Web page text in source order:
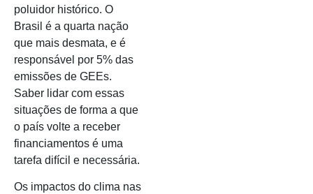
poluidor histórico. O
Brasil é a quarta nação
que mais desmata, e é
responsável por 5% das
emissões de GEEs.
Saber lidar com essas
situações de forma a que
o país volte a receber
financiamentos é uma
tarefa difícil e necessária.
Os impactos do clima nas